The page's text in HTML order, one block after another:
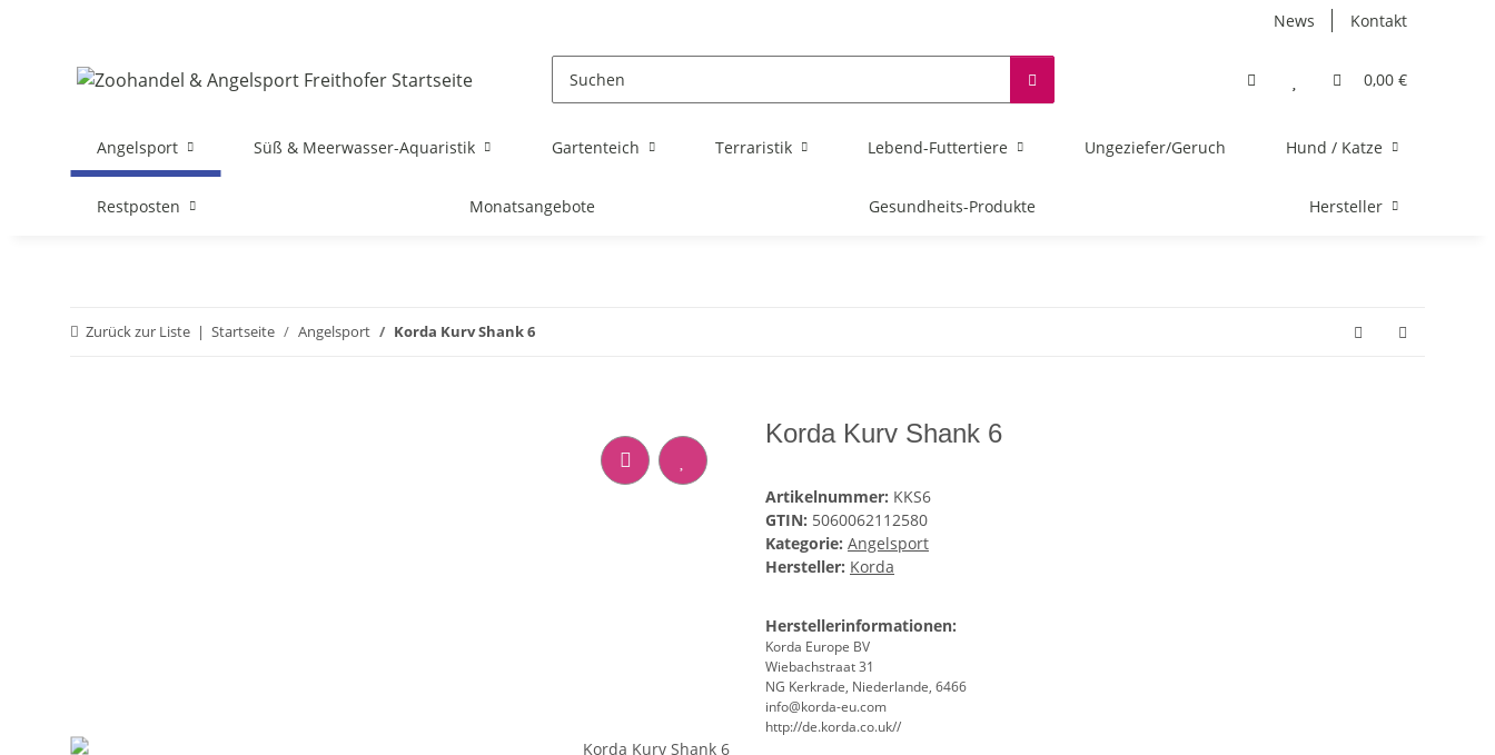
News Kontakt
0,00 €
Angelsport Süß & Meerwasser-Aquaristik Gartenteich Terraristik Lebend-Futtertiere Ungeziefer/Geruch Hund / Katze
Restposten Monatsangebote Gesundheits-Produkte Hersteller
Zurück zur Liste Startseite Angelsport Korda Kurv Shank 6
Korda Kurv Shank 6
Artikelnummer: KKS6
GTIN: 5060062112580
Kategorie: Angelsport
Hersteller: Korda
Herstellerinformationen:
Korda Europe BV
Wiebachstraat 31
NG Kerkrade, Niederlande, 6466
info@korda-eu.com
http://de.korda.co.uk//